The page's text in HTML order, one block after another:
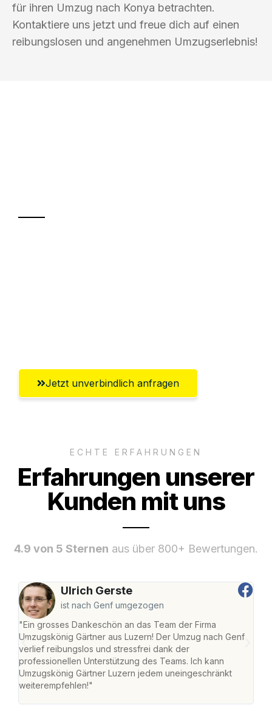
für ihren Umzug nach Konya betrachten.
Kontaktiere uns jetzt und freue dich auf einen
reibungslosen und angenehmen Umzugserlebnis!
Jetzt unverbindlich anfragen
ECHTE ERFAHRUNGEN
Erfahrungen unserer
Kunden mit uns
4.9 von 5 Sternen aus über 800+ Bewertungen.
Ulrich Gerste
ist nach Genf umgezogen
"Ein grosses Dankeschön an das Team der Firma
Umzugskönig Gärtner aus Luzern! Der Umzug nach Genf
verlief reibungslos und stressfrei dank der
professionellen Unterstützung des Teams. Ich kann
Umzugskönig Gärtner Luzern jedem uneingeschränkt
weiterempfehlen!"